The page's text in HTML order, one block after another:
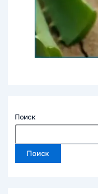
Поиск
Поиск